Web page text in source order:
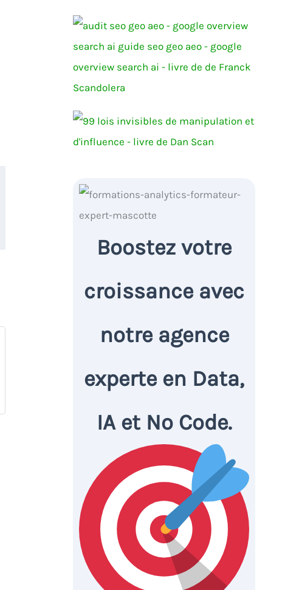
Boostez votre
croissance avec
notre agence
experte en Data,
IA et No Code.